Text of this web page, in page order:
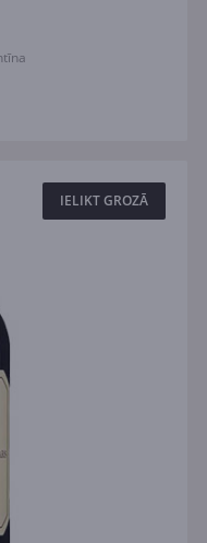
IELIKT GROZĀ